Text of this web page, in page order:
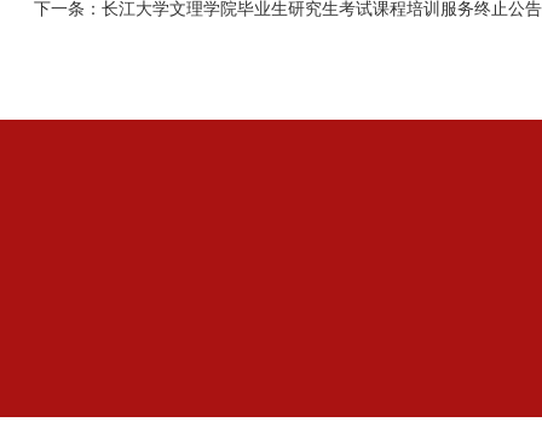
下一条： 长江大学文理学院毕业生研究生考试课程培训服务终止公告